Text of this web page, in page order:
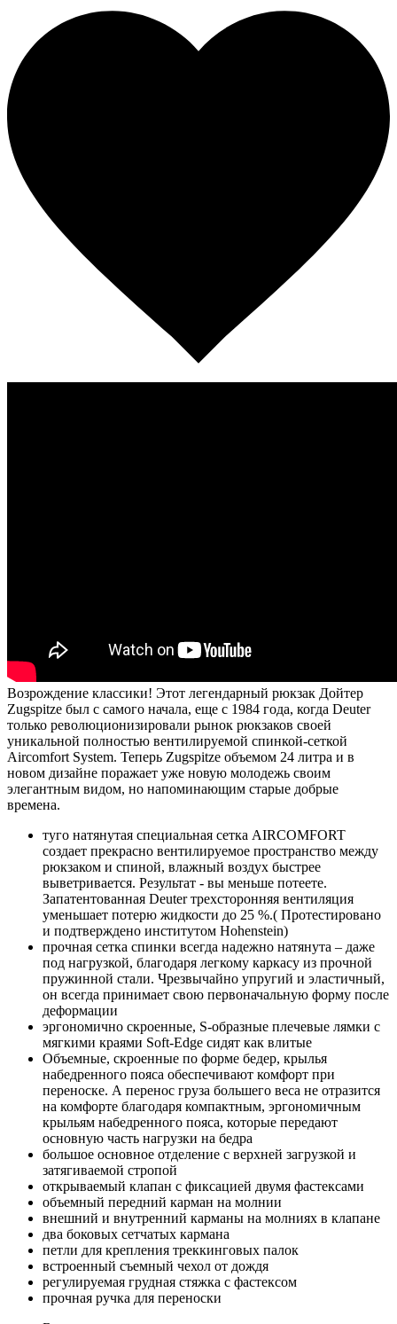
Возрождение классики! Этот легендарный рюкзак Дойтер
Zugspitze был с самого начала, еще с 1984 года, когда Deuter
только революционизировали рынок рюкзаков своей
уникальной полностью вентилируемой спинкой-сеткой
Aircomfort System. Теперь Zugspitze объемом 24 литра и в
новом дизайне поражает уже новую молодежь своим
элегантным видом, но напоминающим старые добрые
времена.
туго натянутая специальная сетка AIRCOMFORT
создает прекрасно вентилируемое пространство между
рюкзаком и спиной, влажный воздух быстрее
выветривается. Результат - вы меньше потеете.
Запатентованная Deuter трехсторонняя вентиляция
уменьшает потерю жидкости до 25 %.( Протестировано
и подтверждено институтом Hohenstein)
прочная сетка спинки всегда надежно натянута – даже
под нагрузкой, благодаря легкому каркасу из прочной
пружинной стали. Чрезвычайно упругий и эластичный,
он всегда принимает свою первоначальную форму после
деформации
эргономично скроенные, S-образные плечевые лямки с
мягкими краями Soft-Edge сидят как влитые
Объемные, скроенные по форме бедер, крылья
набедренного пояса обеспечивают комфорт при
переноске. А перенос груза большего веса не отразится
на комфорте благодаря компактным, эргономичным
крыльям набедренного пояса, которые передают
основную часть нагрузки на бедра
большое основное отделение с верхней загрузкой и
затягиваемой стропой
открываемый клапан с фиксацией двумя фастексами
объемный передний карман на молнии
внешний и внутренний карманы на молниях в клапане
два боковых сетчатых кармана
петли для крепления треккинговых палок
встроенный съемный чехол от дождя
регулируемая грудная стяжка с фастексом
прочная ручка для переноски